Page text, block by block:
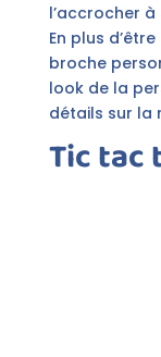
l’accrocher
En plus
broche
look de la
détails sur la
Tic tac